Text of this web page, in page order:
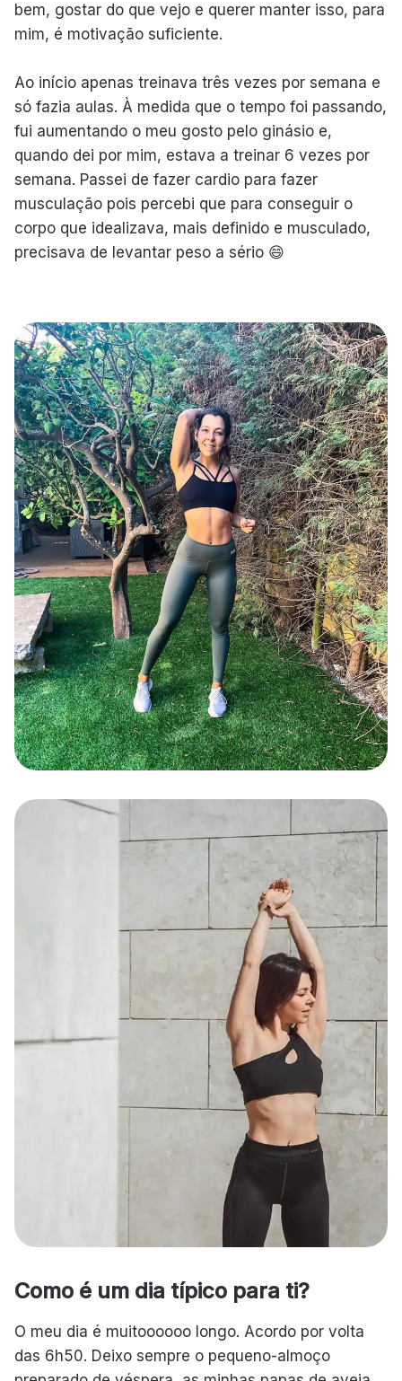
bem, gostar do que vejo e querer manter isso, para
mim, é motivação suficiente.
Ao início apenas treinava três vezes por semana e
só fazia aulas. À medida que o tempo foi passando,
fui aumentando o meu gosto pelo ginásio e,
quando dei por mim, estava a treinar 6 vezes por
semana. Passei de fazer cardio para fazer
musculação pois percebi que para conseguir o
corpo que idealizava, mais definido e musculado,
precisava de levantar peso a sério 😄
Como é um dia típico para ti?
O meu dia é muitoooooo longo. Acordo por volta
das 6h50. Deixo sempre o pequeno-almoço